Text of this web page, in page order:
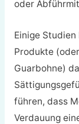
oder
Einige
Produkte
Guarbohne)
führen, dass
Verdauung